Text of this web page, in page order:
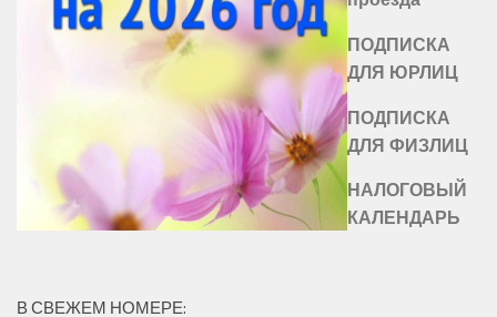
ПОДПИСКА
ДЛЯ ЮРЛИЦ
ПОДПИСКА
ДЛЯ ФИЗЛИЦ
НАЛОГОВЫЙ
КАЛЕНДАРЬ
В СВЕЖЕМ НОМЕРЕ: